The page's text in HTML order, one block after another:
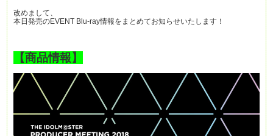
改めまして、
本日発売のEVENT Blu-ray情報をまとめてお知らせいたします！
【商品情報】